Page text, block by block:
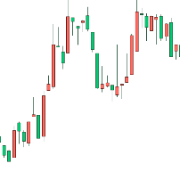
してはおかぬ
韓国ボンクラ政策室長･
韓国半導体『SKハイニ
の誇る海洋資源調査船『白
甲子園、優勝校を最も多く
題の「楽天ライオンズ」とは